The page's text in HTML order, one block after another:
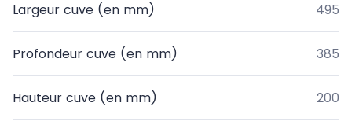
Largeur cuve (en mm) 495
Profondeur cuve (en mm) 385
Hauteur cuve (en mm) 200